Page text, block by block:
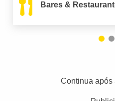
Bares &
Continua